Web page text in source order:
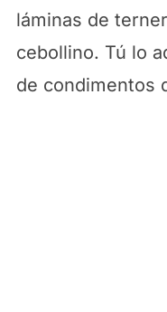
láminas de
cebollino. Tú lo
de condimentos